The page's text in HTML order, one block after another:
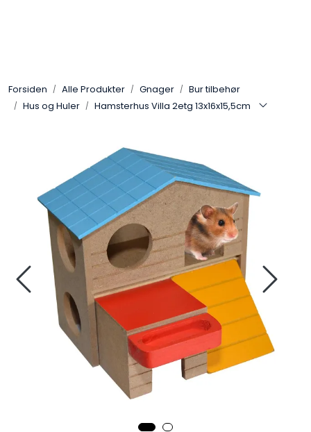
Forsiden Alle Produkter Gnager
Bur tilbehør
Hus og Huler
Hamsterhus Villa 2etg 13x16x15,5cm
Leverandører
Forhandlersøk